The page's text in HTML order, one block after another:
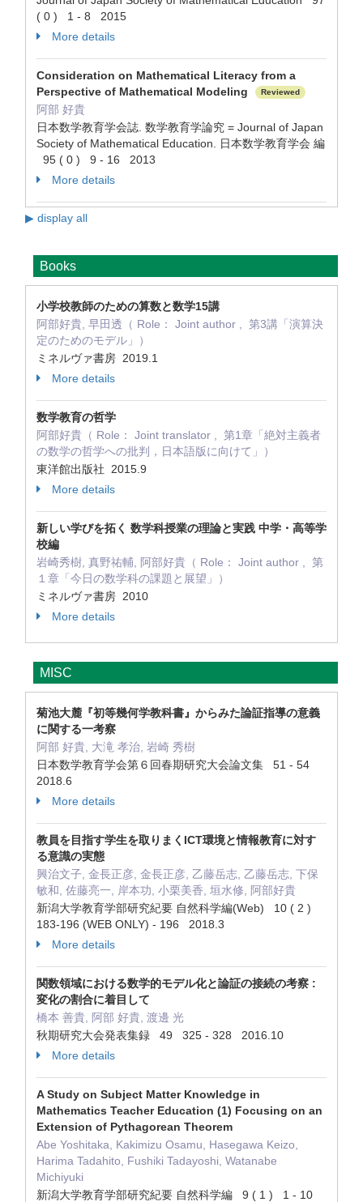
( 0 ) 1 - 8 2015
More details
Consideration on Mathematical Literacy from a
Perspective of Mathematical Modeling
Reviewed
阿部 好貴
日本数学教育学会誌. 数学教育学論究 = Journal of Japan
Society of Mathematical Education. 日本数学教育学会 編
95 ( 0 ) 9 - 16 2013
More details
▶ display all
Books
小学校教師のための算数と数学15講
阿部好貴, 早田透（ Role： Joint author , 第3講「演算決
定のためのモデル」）
ミネルヴァ書房 2019.1
More details
数学教育の哲学
阿部好貴（ Role： Joint translator , 第1章「絶対主義者
の数学の哲学への批判，日本語版に向けて」）
東洋館出版社 2015.9
More details
新しい学びを拓く 数学科授業の理論と実践 中学・高等学
校編
岩崎秀樹, 真野祐輔, 阿部好貴（ Role： Joint author , 第
１章「今日の数学科の課題と展望」）
ミネルヴァ書房 2010
More details
MISC
菊池大麓『初等幾何学教科書』からみた論証指導の意義
に関する一考察
阿部 好貴, 大滝 孝治, 岩崎 秀樹
日本数学教育学会第６回春期研究大会論文集 51 - 54
2018.6
More details
教員を目指す学生を取りまくICT環境と情報教育に対す
る意識の実態
興治文子, 金長正彦, 金長正彦, 乙藤岳志, 乙藤岳志, 下保
敏和, 佐藤亮一, 岸本功, 小栗美香, 垣水修, 阿部好貴
新潟大学教育学部研究紀要 自然科学編(Web) 10 ( 2 )
183‐196 (WEB ONLY) - 196 2018.3
More details
関数領域における数学的モデル化と論証の接続の考察 :
変化の割合に着目して
橋本 善貴, 阿部 好貴, 渡邊 光
秋期研究大会発表集録 49 325 - 328 2016.10
More details
A Study on Subject Matter Knowledge in
Mathematics Teacher Education (1) Focusing on an
Extension of Pythagorean Theorem
Abe Yoshitaka, Kakimizu Osamu, Hasegawa Keizo,
Harima Tadahito, Fushiki Tadayoshi, Watanabe
Michiyuki
新潟大学教育学部研究紀要 自然科学編 9 ( 1 ) 1 - 10